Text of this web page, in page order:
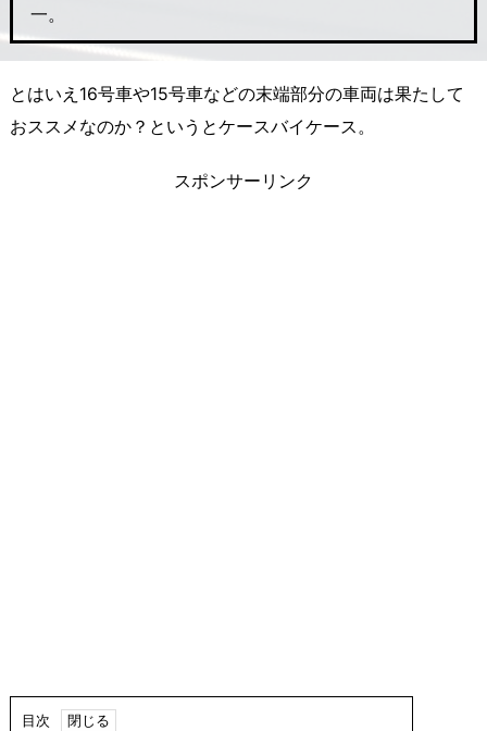
一。
とはいえ16号車や15号車などの末端部分の車両は果たして
おススメなのか？というとケースバイケース。
スポンサーリンク
目次